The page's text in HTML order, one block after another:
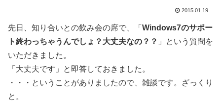
2015.01.19
先日、知り合いとの飲み会の席で、「 Windows7のサポー
ト終わっちゃうんでしょ？大丈夫なの？？ 」という質問を
いただきました。
「大丈夫です」と即答しておきました。
・・・ということがありましたので、雑談です。ざっくり
と。